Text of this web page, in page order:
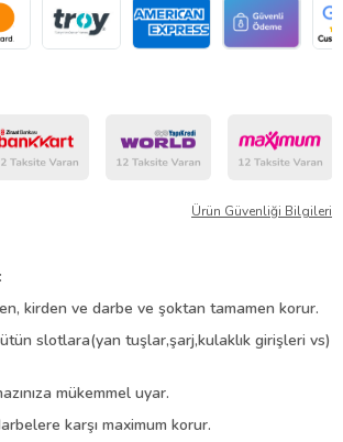
Ürün Güvenliği Bilgileri
kirden ve darbe ve şoktan tamamen korur.
slotlara(yan tuşlar,şarj,kulaklık girişleri vs)
mükemmel uyar.
karşı maximum korur.